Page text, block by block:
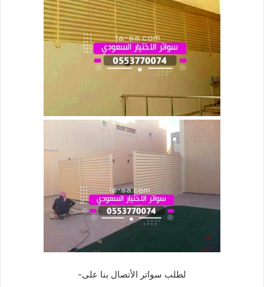
لطلب سواتر الأتصال بنا على-